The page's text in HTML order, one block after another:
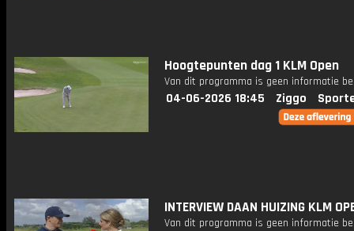
Hoogtepunten dag 1 KLM Open
Van dit programma is geen informatie
04-06-2026 18:45 Ziggo
INTERVIEW DAAN HUIZING KLM
Van dit programma is geen informatie